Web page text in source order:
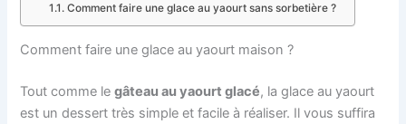
Comment faire une glace au yaourt sans sorbetière ?
Comment faire une glace au yaourt maison ?
Tout comme legâteau au yaourt glacé, la glace au yaourt
est un dessert très simple et facile à réaliser. Il vous suffira